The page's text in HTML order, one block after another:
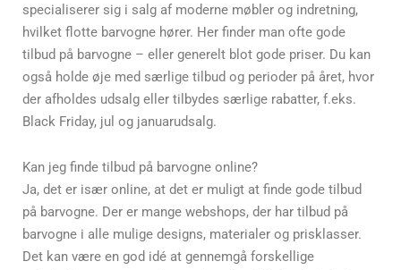
specialiserer sig i salg af moderne møbler og indretning,
hvilket flotte barvogne hører. Her finder man ofte gode
tilbud på barvogne – eller generelt blot gode priser. Du kan
også holde øje med særlige tilbud og perioder på året, hvor
der afholdes udsalg eller tilbydes særlige rabatter, f.eks.
Black Friday, jul og januarudsalg.
Kan jeg finde tilbud på barvogne online?
Ja, det er især online, at det er muligt at finde gode tilbud
på barvogne. Der er mange webshops, der har tilbud på
barvogne i alle mulige designs, materialer og prisklasser.
Det kan være en god idé at gennemgå forskellige